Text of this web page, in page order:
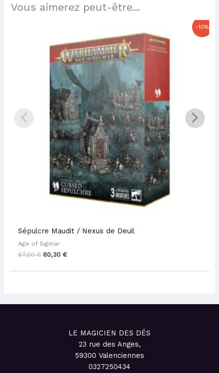
Vous aimerez peut-être...
-10%
Sépulcre Maudit / Nexus de Deuil
Age of Sigmar
67,00€
était :
67,00 €.
60,30€
actuel
est :
60,30 €.
LE MAGICIEN DES DÉS
23 rue des Anges,
59300 Valenciennes
0327250434